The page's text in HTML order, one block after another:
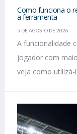
Como funciona o
a ferramenta
5 DE AGOSTO DE 2026
A funcionalidade
jogador com
veja como utilizá-